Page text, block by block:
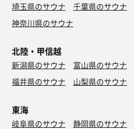
埼玉県のサウナ
千葉県のサウナ
神奈川県のサウナ
北陸・甲信越
新潟県のサウナ 富山県のサウナ
福井県のサウナ
山梨県のサウナ
東海
岐阜県のサウナ 静岡県のサウナ